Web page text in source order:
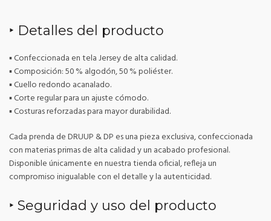
‣ Detalles del producto
▪ Confeccionada en tela Jersey de alta calidad.
▪ Composición: 50 % algodón, 50 % poliéster.
▪ Cuello redondo acanalado.
▪ Corte regular para un ajuste cómodo.
▪ Costuras reforzadas para mayor durabilidad.
Cada prenda de DRUUP & DP es una pieza exclusiva, confeccionada
con materias primas de alta calidad y un acabado profesional.
Disponible únicamente en nuestra tienda oficial, refleja un
compromiso inigualable con el detalle y la autenticidad.
‣ Seguridad y uso del producto